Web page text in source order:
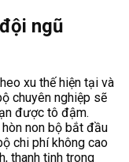
ngũ
xu thế hiện tại và
chuyên nghiệp sẽ
được tô đậm.
non bộ bắt đầu
chi phí không cao
thanh tịnh trong